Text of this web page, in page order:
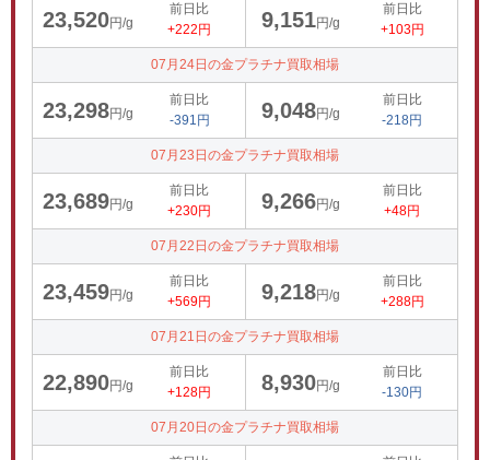
23,520円/g
前日比
+222円
9,151円/g
前日比
+103円
07月24日の金プラチナ買取相場
23,298円/g
前日比
-391円
9,048円/g
前日比
-218円
07月23日の金プラチナ買取相場
23,689円/g
前日比
+230円
9,266円/g
前日比
+48円
07月22日の金プラチナ買取相場
23,459円/g
前日比
+569円
9,218円/g
前日比
+288円
07月21日の金プラチナ買取相場
22,890円/g
前日比
+128円
8,930円/g
前日比
-130円
07月20日の金プラチナ買取相場